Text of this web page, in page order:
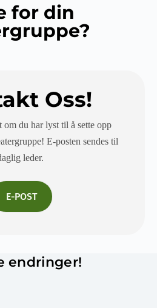
for din
Oss!
om du har lyst til å sette opp
E-posten sendes til
leder.
E-POST
endringer!